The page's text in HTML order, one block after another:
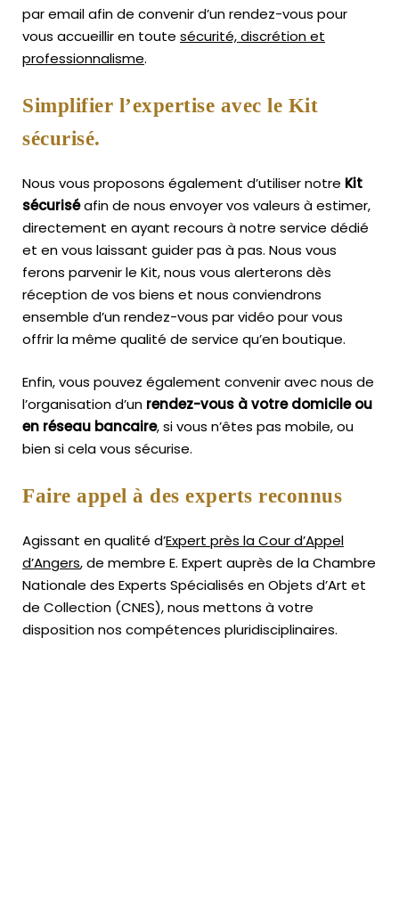
par email afin de convenir d’un rendez-vous pour
vous accueillir en toute sécurité, discrétion et
professionnalisme.
Simplifier l’expertise avec le Kit
sécurisé.
Nous vous proposons également d’utiliser notre Kit
sécuriséafin de nous envoyer vos valeurs à estimer,
directement en ayant recours à notre service dédié
et en vous laissant guider pas à pas. Nous vous
ferons parvenir le Kit, nous vous alerterons dès
réception de vos biens et nous conviendrons
ensemble d’un rendez-vous par vidéo pour vous
offrir la même qualité de service qu’en boutique.
Enfin, vous pouvez également convenir avec nous de
l’organisation d’un rendez-vous à votre domicile ou
en réseau bancaire, si vous n’êtes pas mobile, ou
bien si cela vous sécurise.
Faire appel à des experts reconnus
Agissant en qualité d’Expert près la Cour d’Appel
d’Angers, de membre E. Expert auprès de laChambre
Nationale des Experts Spécialisés en Objets d’Art et
de Collection (CNES),nous mettons à votre
disposition nos compétences pluridisciplinaires.